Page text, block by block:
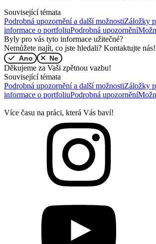
Související témata
Podrobná upozornění a další možnostiZáložky
informace o portfoliuPodrobná upozornění
Byly pro vás tyto informace užitečné?
Nemůžete najít, co jste hledali? Kontaktujte nás!
Ano Ne
Děkujeme za Vaši zpětnou vazbu!
Související témata
Podrobná upozornění a další možnostiZáložky
informace o portfoliuPodrobná upozornění
Více času na práci, která Vás baví!